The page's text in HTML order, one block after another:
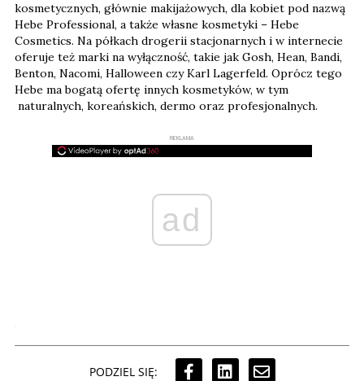
kosmetycznych, głównie makijażowych, dla kobiet pod nazwą
Hebe Professional, a także własne kosmetyki – Hebe
Cosmetics. Na półkach drogerii stacjonarnych i w internecie
oferuje też marki na wyłączność, takie jak Gosh, Hean, Bandi,
Benton, Nacomi, Halloween czy Karl Lagerfeld. Oprócz tego
Hebe ma bogatą ofertę innych kosmetyków, w tym
naturalnych, koreańskich, dermo oraz profesjonalnych.
REKLAMA
ad
PODZIEL SIĘ: